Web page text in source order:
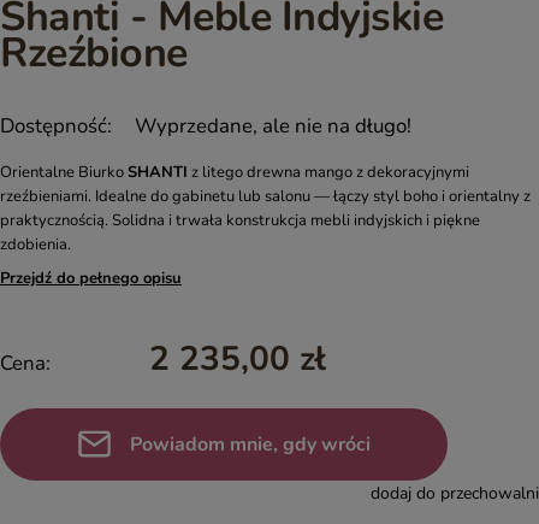
Shanti - Meble Indyjskie
Rzeźbione
Dostępność: Wyprzedane, ale nie na długo!
Orientalne BiurkoSHANTI z litego drewna mango z dekoracyjnymi
rzeźbieniami. Idealne do gabinetu lub salonu — łączy styl boho i orientalny z
praktycznością. Solidna i trwała konstrukcja mebli indyjskich i piękne
zdobienia.
Przejdź do pełnego opisu
Cena: 2 235,00 zł
Powiadom mnie, gdy wróci
dodaj do przechowalni